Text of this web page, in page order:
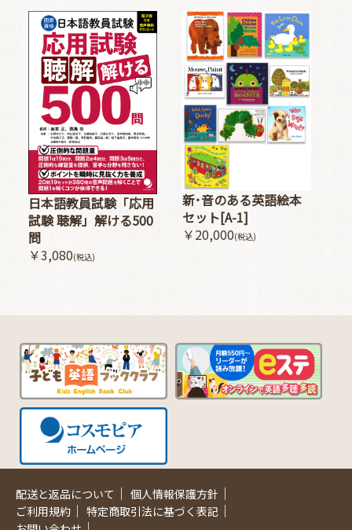
日本語教員試験「応用
試験 聴解」解ける500
問
￥3,080(税込)
新･音のある英語絵本
セット[A-1]
￥20,000(税込)
配送と返品について ｜ 個人情報保護方針 ｜
ご利用規約 ｜ 特定商取引法に基づく表記 ｜